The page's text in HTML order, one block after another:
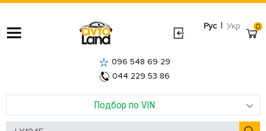
Рус | Укр
Подбор по VIN
096 548 69 29
044 229 53 86
0